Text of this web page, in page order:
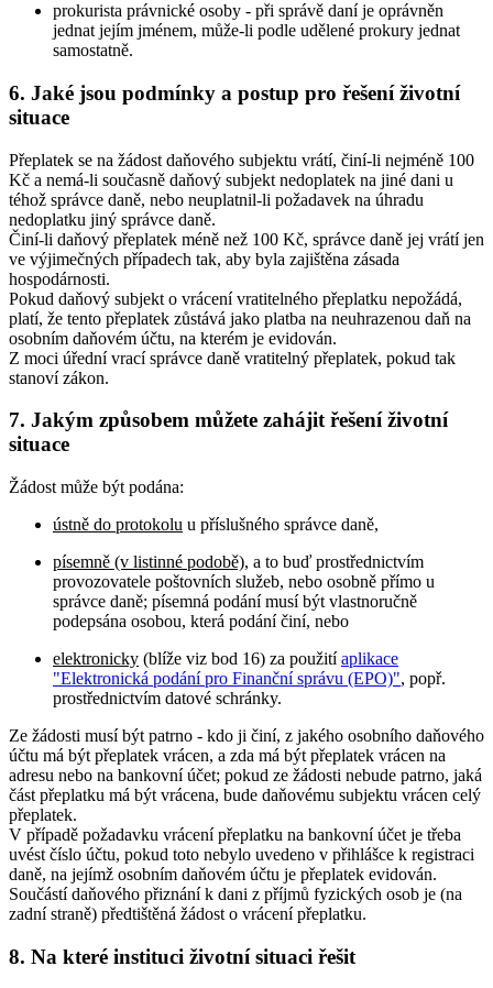
prokurista právnické osoby - při správě daní je oprávněn
jednat jejím jménem, může-li podle udělené prokury jednat
samostatně.
6. Jaké jsou podmínky a postup pro řešení životní
situace
Přeplatek se na žádost daňového subjektu vrátí, činí-li nejméně 100
Kč a nemá-li současně daňový subjekt nedoplatek na jiné dani u
téhož správce daně, nebo neuplatnil-li požadavek na úhradu
nedoplatku jiný správce daně.
Činí-li daňový přeplatek méně než 100 Kč, správce daně jej vrátí jen
ve výjimečných případech tak, aby byla zajištěna zásada
hospodárnosti.
Pokud daňový subjekt o vrácení vratitelného přeplatku nepožádá,
platí, že tento přeplatek zůstává jako platba na neuhrazenou daň na
osobním daňovém účtu, na kterém je evidován.
Z moci úřední vrací správce daně vratitelný přeplatek, pokud tak
stanoví zákon.
7. Jakým způsobem můžete zahájit řešení životní
situace
Žádost může být podána:
ústně do protokolu u příslušného správce daně,
písemně (v listinné podobě), a to buď prostřednictvím
provozovatele poštovních služeb, nebo osobně přímo u
správce daně; písemná podání musí být vlastnoručně
podepsána osobou, která podání činí, nebo
elektronicky (blíže viz bod 16) za použitíaplikace
"Elektronická podání pro Finanční správu (EPO)", popř.
prostřednictvím datové schránky.
Ze žádosti musí být patrno - kdo ji činí, z jakého osobního daňového
účtu má být přeplatek vrácen, a zda má být přeplatek vrácen na
adresu nebo na bankovní účet; pokud ze žádosti nebude patrno, jaká
část přeplatku má být vrácena, bude daňovému subjektu vrácen celý
přeplatek.
V případě požadavku vrácení přeplatku na bankovní účet je třeba
uvést číslo účtu, pokud toto nebylo uvedeno v přihlášce k registraci
daně, na jejímž osobním daňovém účtu je přeplatek evidován.
Součástí daňového přiznání k dani z příjmů fyzických osob je (na
zadní straně) předtištěná žádost o vrácení přeplatku.
8. Na které instituci životní situaci řešit